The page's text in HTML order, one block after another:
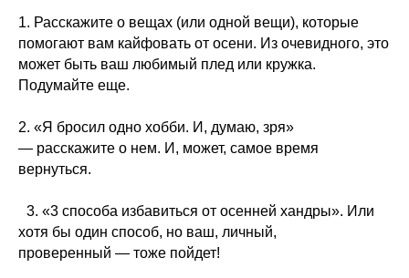
1. Расскажите о вещах (или одной вещи), которые
помогают вам кайфовать от осени. Из очевидного, это
может быть ваш любимый плед или кружка.
Подумайте еще.
2. «Я бросил одно хобби. И, думаю, зря»
— расскажите о нем. И, может, самое время
вернуться.
3. «3 способа избавиться от осенней хандры». Или
хотя бы один способ, но ваш, личный,
проверенный — тоже пойдет!